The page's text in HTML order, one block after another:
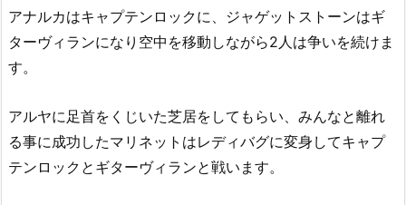
アナルカはキャプテンロックに、ジャゲットストーンはギ
ターヴィランになり空中を移動しながら2人は争いを続けま
す。
アルヤに足首をくじいた芝居をしてもらい、みんなと離れ
る事に成功したマリネットはレディバグに変身してキャプ
テンロックとギターヴィランと戦います。